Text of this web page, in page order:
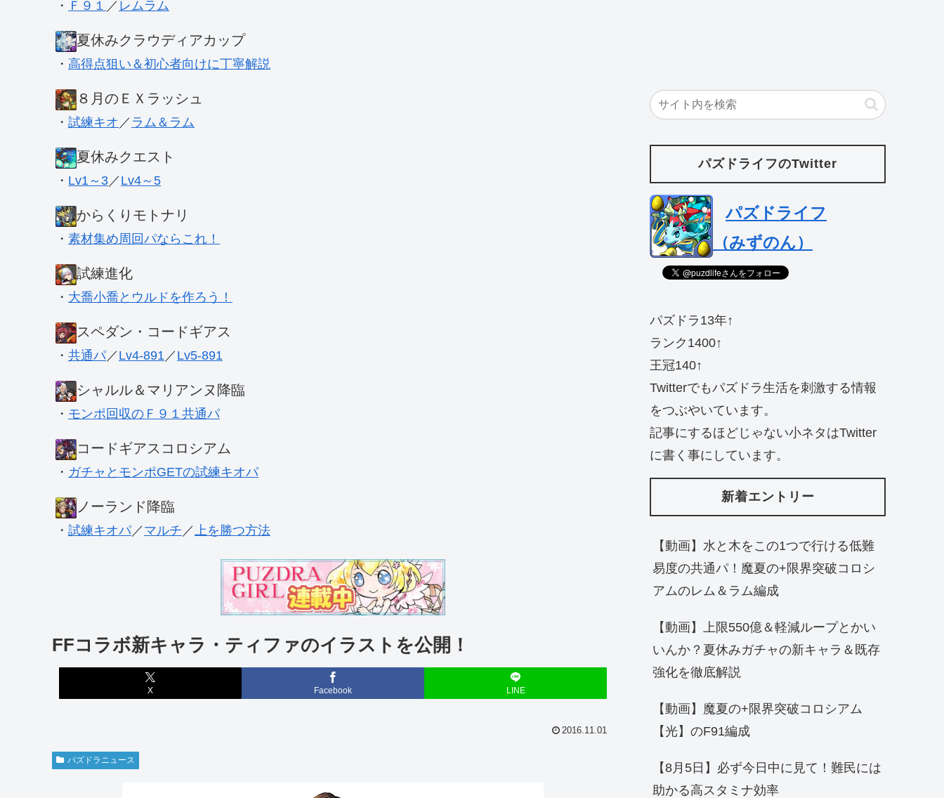
・ Ｆ９１ ／ レムラム
夏休みクラウディアカップ
・ 高得点狙い＆初心者向けに丁寧解説
８月のＥＸラッシュ
・ 試練キオ ／ ラム＆ラム
夏休みクエスト
・ Lv1～3 ／ Lv4～5
からくりモトナリ
・ 素材集め周回パならこれ！
試練進化
・ 大喬小喬とウルドを作ろう！
スペダン・コードギアス
・ 共通パ／ Lv4-891 ／ Lv5-891
シャルル＆マリアンヌ降臨
・ モンポ回収のＦ９１共通パ
コードギアスコロシアム
・ ガチャとモンポGETの試練キオパ
ノーランド降臨
・ 試練キオパ／ マルチ ／ 上を勝つ方法
FFコラボ新キャラ・ティファのイラストを公開！
X Facebook LINE
2016.11.01
パズドラニュース
パズドライフのTwitter
パズドライフ
（みずのん）
パズドラ13年↑
ランク1400↑
王冠140↑
Twitterでもパズドラ生活を刺激する情報
をつぶやいています。
記事にするほどじゃない小ネタはTwitter
に書く事にしています。
新着エントリー
【動画】水と木をこの1つで行ける低難
易度の共通パ！魔夏の+限界突破コロシ
アムのレム＆ラム編成
【動画】上限550億＆軽減ループとかい
いんか？夏休みガチャの新キャラ＆既存
強化を徹底解説
【動画】魔夏の+限界突破コロシアム
【光】のF91編成
【8月5日】必ず今日中に見て！難民には
助かる高スタミナ効率